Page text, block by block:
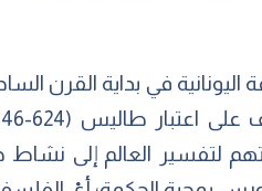
في بداية القرن
لتفسير العالم إلى